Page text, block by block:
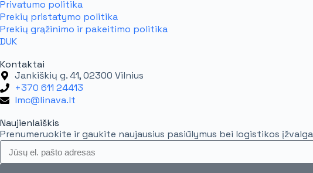
Privatumo politika
Prekių pristatymo politika
Prekių grąžinimo ir pakeitimo politika
DUK
Kontaktai
Jankiškių g. 41, 02300 Vilnius
+370 611 24413
lmc@linava.lt
Naujienlaiškis
Prenumeruokite ir gaukite naujausius pasiūlymus bei logistikos